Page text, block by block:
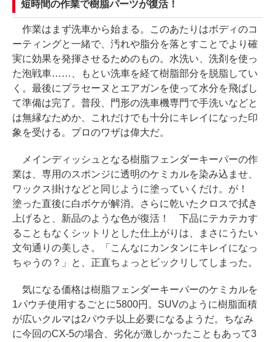
短時間の作業で樹脂パーツが復活！
作業はまず洗車から始まる。このあたりはボディのコ
ーティングと一緒で、汚れや脂分を落とすことでより確
実に効果を発揮させるためのもの。水洗い、洗剤を使っ
た泡戦車……、もとい洗車を経て樹脂部分を脱脂してい
く。最後にプラセーヌとエアガンを使って水分を飛ばし
て準備は完了。普段、門形の洗車機専門で手洗いなどと
は無縁なためか、これだけでも十分にキレイになった印
象を受ける。プロのワザは偉大だ。
メインディッシュとなる樹脂フェンダーキーパーの作
業は、専用のスポンジに透明のケミカルを染み込ませ、
ワックス掛けなどと同じように塗っていくだけ。が！
塗った直後に白ボケが解消。さらに乾いたクロスで拭き
上げると、新品のような色が復活！ 下品にテカテカす
ることもなくシットリとした仕上がりは、まさにうたい
文句通りの美しさ。「こんなにカンタンにキレイになっ
ちゃうの？」と、正直ちょっとビックリしてしまった。
気になる価格は樹脂フェンダーキーパーのケミカルを
1パウチ使用するごとに5800円。SUVのように樹脂面積
が広いクルマは2パウチ以上必要になるようだ。ちなみ
に今回のCX-5の場合、劣化が激しかったこともあって3